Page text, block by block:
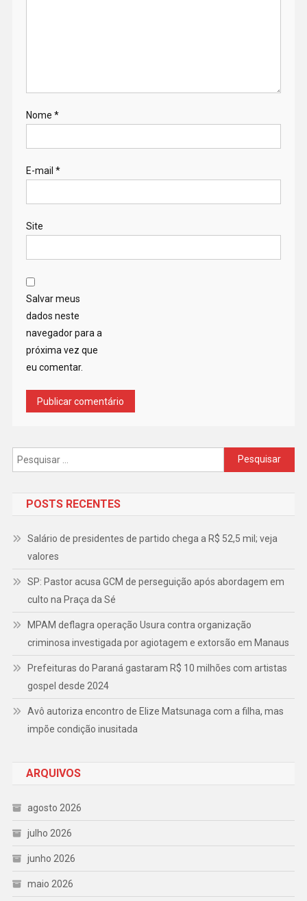
Nome *
E-mail *
Site
Salvar meus
dados neste
navegador para a
próxima vez que
eu comentar.
Pesquisar
por:
POSTS RECENTES
Salário de presidentes de partido chega a R$ 52,5 mil; veja
valores
SP: Pastor acusa GCM de perseguição após abordagem em
culto na Praça da Sé
MPAM deflagra operação Usura contra organização
criminosa investigada por agiotagem e extorsão em Manaus
Prefeituras do Paraná gastaram R$ 10 milhões com artistas
gospel desde 2024
Avô autoriza encontro de Elize Matsunaga com a filha, mas
impõe condição inusitada
ARQUIVOS
agosto 2026
julho 2026
junho 2026
maio 2026